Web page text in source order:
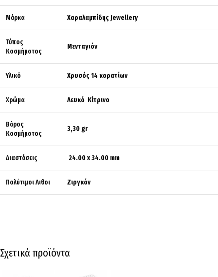
Μάρκα Χαραλαμπίδης Jewellery
Τύπος
Κοσμήματος
Μενταγιόν
Υλικό Χρυσός 14 καρατίων
Χρώμα Λευκό Κίτρινο
Βάρος
Κοσμήματος
3,30 gr
Διαστάσεις 24.00 x 34.00 mm
Πολύτιμοι Λιθοι Ζιργκόν
Σχετικά προϊόντα